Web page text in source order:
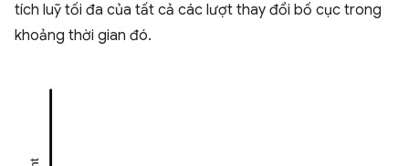
tích luỹ tối đa của tất cả các lượt thay đổi bố cục trong
khoảng thời gian đó.